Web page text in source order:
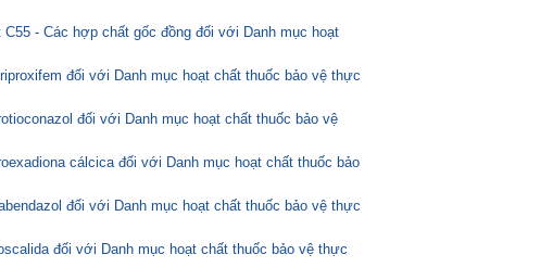
- Các hợp chất gốc đồng đối với Danh mục hoạt
đối với Danh mục hoạt chất thuốc bảo vệ thực
đối với Danh mục hoạt chất thuốc bảo vệ
cálcica đối với Danh mục hoạt chất thuốc bảo
đối với Danh mục hoạt chất thuốc bảo vệ thực
đối với Danh mục hoạt chất thuốc bảo vệ thực